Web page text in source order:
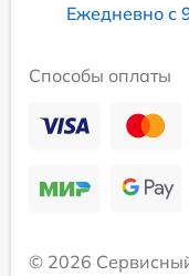
Ежедневно с
Способы оплаты
© 2026